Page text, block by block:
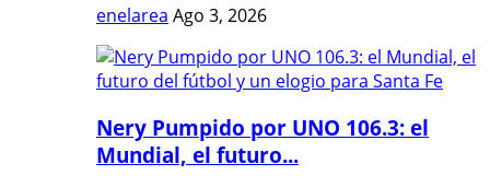
enelarea Ago 3, 2026
Nery Pumpido por UNO 106.3: el
Mundial, el futuro...